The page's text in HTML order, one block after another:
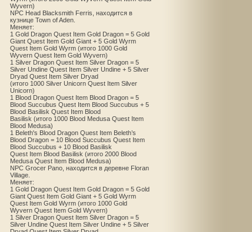
Wyvern)
NPC Head Blacksmith Ferris, находится в
кузнице Town of Aden.
Меняет:
1 Gold Dragon Quest Item Gold Dragon = 5 Gold
Giant Quest Item Gold Giant + 5 Gold Wyrm
Quest Item Gold Wyrm (итого 1000 Gold
Wyvern Quest Item Gold Wyvern)
1 Silver Dragon Quest Item Silver Dragon = 5
Silver Undine Quest Item Silver Undine + 5 Silver
Dryad Quest Item Silver Dryad
(итого 1000 Silver Unicorn Quest Item Silver
Unicorn)
1 Blood Dragon Quest Item Blood Dragon = 5
Blood Succubus Quest Item Blood Succubus + 5
Blood Basilisk Quest Item Blood
Basilisk (итого 1000 Blood Medusa Quest Item
Blood Medusa)
1 Beleth's Blood Dragon Quest Item Beleth’s
Blood Dragon = 10 Blood Succubus Quest Item
Blood Succubus + 10 Blood Basilisk
Quest Item Blood Basilisk (итого 2000 Blood
Medusa Quest Item Blood Medusa)
NPC Grocer Pano, находится в деревне Floran
Village.
Меняет:
1 Gold Dragon Quest Item Gold Dragon = 5 Gold
Giant Quest Item Gold Giant + 5 Gold Wyrm
Quest Item Gold Wyrm (итого 1000 Gold
Wyvern Quest Item Gold Wyvern)
1 Silver Dragon Quest Item Silver Dragon = 5
Silver Undine Quest Item Silver Undine + 5 Silver